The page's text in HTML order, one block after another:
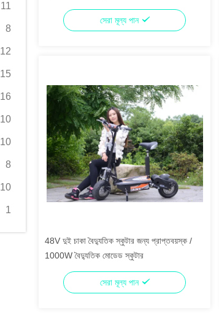
11
8
12
15
16
10
10
8
10
1
সেরা মূল্য পান
48V দুই চাকা বৈদ্যুতিক স্কুটার জন্য প্রাপ্তবয়স্ক /
1000W বৈদ্যুতিক মোডেড স্কুটার
সেরা মূল্য পান